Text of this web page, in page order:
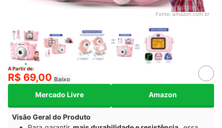
Fonte:amazon.com.br
A Partir de:
R$ 69,00 Baixo
Mercado Livre Amazon
Visão Geral do Produto